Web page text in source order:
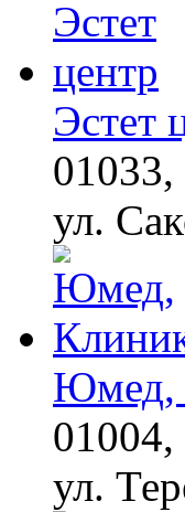
Эстет
01033,
ул.
Юмед,
01004,
ул.